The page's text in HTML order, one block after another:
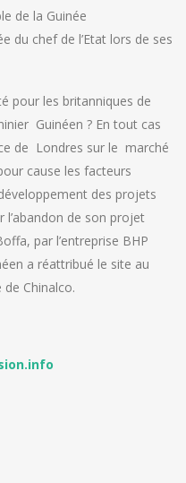
de la Guinée
du chef de l’Etat lors de ses
pour les britanniques de
Guinéen ? En tout cas
de Londres sur le marché
cause les facteurs
des projets
de son projet
par l’entreprise BHP
a réattribué le site au
Chinalco.